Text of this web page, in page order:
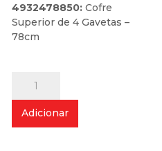
4932478850: Cofre
Superior de 4 Gavetas –
78cm
Cofre
Adicionar